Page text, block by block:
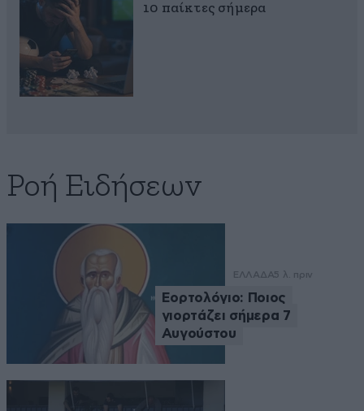
10 παίκτες σήμερα
Ροή Ειδήσεων
ΕΛΛΑΔΑ5 λ. πριν
Εορτολόγιο: Ποιος
γιορτάζει σήμερα 7
Αυγούστου